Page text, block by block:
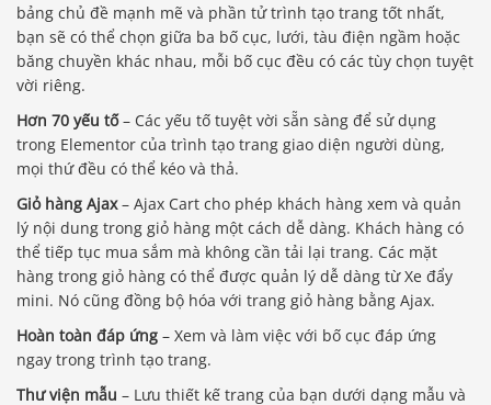
bảng chủ đề mạnh mẽ và phần tử trình tạo trang tốt nhất,
bạn sẽ có thể chọn giữa ba bố cục, lưới, tàu điện ngầm hoặc
băng chuyền khác nhau, mỗi bố cục đều có các tùy chọn tuyệt
vời riêng.
Hơn 70 yếu tố– Các yếu tố tuyệt vời sẵn sàng để sử dụng
trong Elementor của trình tạo trang giao diện người dùng,
mọi thứ đều có thể kéo và thả.
Giỏ hàng Ajax– Ajax Cart cho phép khách hàng xem và quản
lý nội dung trong giỏ hàng một cách dễ dàng. Khách hàng có
thể tiếp tục mua sắm mà không cần tải lại trang. Các mặt
hàng trong giỏ hàng có thể được quản lý dễ dàng từ Xe đẩy
mini. Nó cũng đồng bộ hóa với trang giỏ hàng bằng Ajax.
Hoàn toàn đáp ứng – Xem và làm việc với bố cục đáp ứng
ngay trong trình tạo trang.
Thư viện mẫu – Lưu thiết kế trang của bạn dưới dạng mẫu và